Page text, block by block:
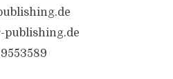
publishing.de